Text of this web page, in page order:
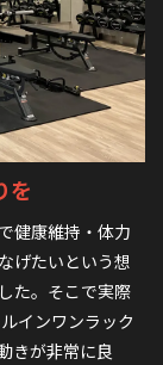
を
健康維持・体力
げたいという想
た。そこで実際
インワンラック
きが非常に良